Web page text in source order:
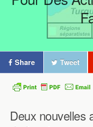
Share Tweet
Deux nouvelles